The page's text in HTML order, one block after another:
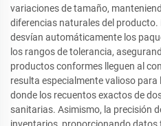
variaciones de tamaño,
diferencias naturales del
desvían automáticamente los
los rangos de tolerancia,
productos conformes lleguen al
resulta especialmente valioso
donde los recuentos exactos de
sanitarias. Asimismo, la precisión